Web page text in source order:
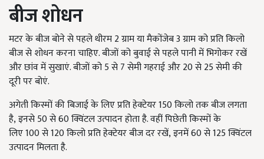
बीज शोधन
मटर के बीज बोने से पहले थीरम2ग्राम या मैकोंजेब3ग्राम को प्रति किलो
बीज से शोधन करना चाहिए. बीजों को बुवाई से पहले पानी में भिगोकर रखें
और छांव में सुखाएं. बीजों को5से7सेमी गहराई और20से25सेमी की
दूरी पर बोएं.
अगेती किस्मों की बिजाई के लिए प्रति हेक्टेयर150किलो तक बीज लगता
है,इनसे50से60क्विंटल उत्पादन होता है. वहीं पिछेती किस्मों के
लिए100से120किलो प्रति हेक्टेयर बीज दर रखें,इनमें60से125क्विंटल
उत्पादन मिलता है.